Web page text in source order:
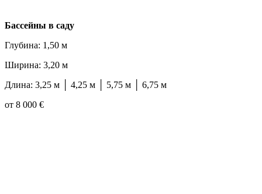
Бассейны в саду
Глубина: 1,50 м
Ширина: 3,20 м
Длина: 3,25 м │ 4,25 м │ 5,75 м │ 6,75 м
от 8 000 €